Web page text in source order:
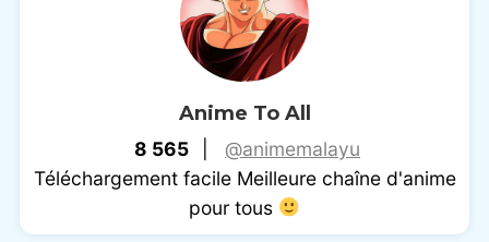
Anime To All
8 565
@animemalayu
Téléchargement facile Meilleure chaîne d'anime
pour tous